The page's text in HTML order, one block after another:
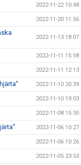
2022-11-22 10:48
2022-11-20 11:56
2022-11-13 18:07
2022-11-11 15:58
2022-11-11 12:13
2022-11-10 20:39
2022-11-10 19:03
2022-11-08 15:30
2022-11-06 10:27
2022-11-06 10:26
2022-11-05 23:53